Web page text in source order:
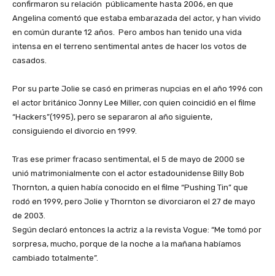
confirmaron su relación públicamente hasta 2006, en que
Angelina comentó que estaba embarazada del actor, y han vivido
en común durante 12 años. Pero ambos han tenido una vida
intensa en el terreno sentimental antes de hacer los votos de
casados.
Por su parte Jolie se casó en primeras nupcias en el año 1996 con
el actor británico Jonny Lee Miller, con quien coincidió en el filme
“Hackers”(1995), pero se separaron al año siguiente,
consiguiendo el divorcio en 1999.
Tras ese primer fracaso sentimental, el 5 de mayo de 2000 se
unió matrimonialmente con el actor estadounidense Billy Bob
Thornton, a quien había conocido en el filme “Pushing Tin” que
rodó en 1999, pero Jolie y Thornton se divorciaron el 27 de mayo
de 2003.
Según declaró entonces la actriz a la revista Vogue: “Me tomó por
sorpresa, mucho, porque de la noche a la mañana habíamos
cambiado totalmente”.